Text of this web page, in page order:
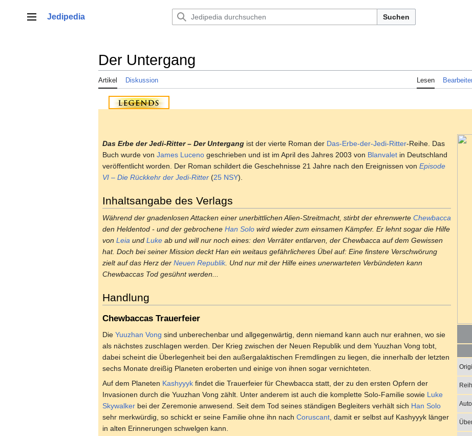
springenHauptmenü
Jedipedia Suchen
Der Untergang
Artikel Diskussion Lesen
Das Erbe der Jedi-Ritter – Der Untergang ist der vierte Roman der Das-Erbe-der-Jedi-Ritter-Reihe. Das
Buch wurde von James Luceno geschrieben und ist im April des Jahres 2003 von Blanvalet in Deutschland
veröffentlicht worden. Der Roman schildert die Geschehnisse 21 Jahre nach den Ereignissen von Episode
VI – Die Rückkehr der Jedi-Ritter (25 NSY).
Inhaltsangabe des Verlags
Während der gnadenlosen Attacken einer unerbittlichen Alien-Streitmacht, stirbt der ehrenwerte Chewbacca
den Heldentod - und der gebrochene Han Solo wird wieder zum einsamen Kämpfer. Er lehnt sogar die Hilfe
von Leia und Luke ab und will nur noch eines: den Verräter entlarven, der Chewbacca auf dem Gewissen
hat. Doch bei seiner Mission deckt Han ein weitaus gefährlicheres Übel auf: Eine finstere Verschwörung
zielt auf das Herz der Neuen Republik. Und nur mit der Hilfe eines unerwarteten Verbündeten kann
Chewbaccas Tod gesühnt werden...
Handlung
Chewbaccas Trauerfeier
Die Yuuzhan Vong sind unberechenbar und allgegenwärtig, denn niemand kann auch nur erahnen, wo sie
als nächstes zuschlagen werden. Der Krieg zwischen der Neuen Republik und dem Yuuzhan Vong tobt,
dabei scheint die Überlegenheit bei den außergalaktischen Fremdlingen zu liegen, die innerhalb der letzten
sechs Monate dreißig Planeten eroberten und einige von ihnen sogar vernichteten.
Auf dem Planeten Kashyyyk findet die Trauerfeier für Chewbacca statt, der zu den ersten Opfern der
Invasionen durch die Yuuzhan Vong zählt. Unter anderem ist auch die komplette Solo-Familie sowie Luke
Skywalker bei der Zeremonie anwesend. Seit dem Tod seines ständigen Begleiters verhält sich Han Solo
sehr merkwürdig, so schickt er seine Familie ohne ihn nach Coruscant, damit er selbst auf Kashyyyk länger
in alten Erinnerungen schwelgen kann.